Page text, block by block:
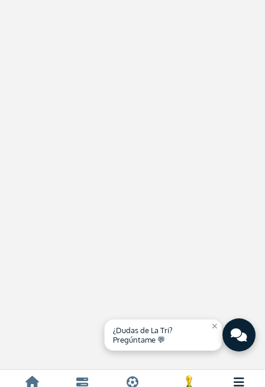
close
¿Dudas de La Tri?
Pregúntame 💬